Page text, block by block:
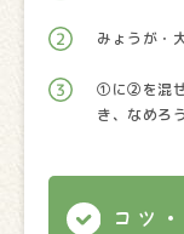
みょうが・
①に②を混ぜ
き、なめろ
コツ